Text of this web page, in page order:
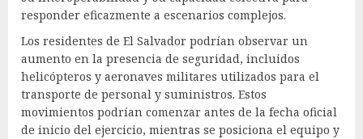
responder eficazmente a escenarios complejos.
Los residentes de El Salvador podrían observar un
aumento en la presencia de seguridad, incluidos
helicópteros y aeronaves militares utilizados para el
transporte de personal y suministros. Estos
movimientos podrían comenzar antes de la fecha oficial
de inicio del ejercicio, mientras se posiciona el equipo y